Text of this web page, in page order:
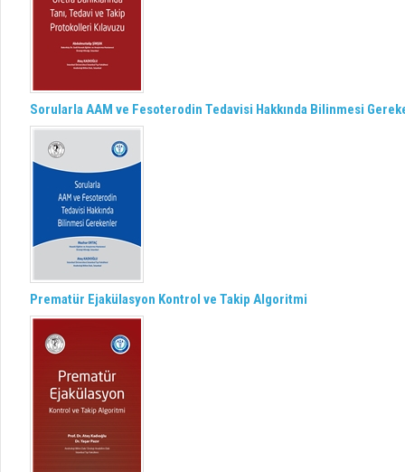
Sorularla AAM ve Fesoterodin Tedavisi Hakkında Bilinmesi
Prematür Ejakülasyon Kontrol ve Takip Algoritmi